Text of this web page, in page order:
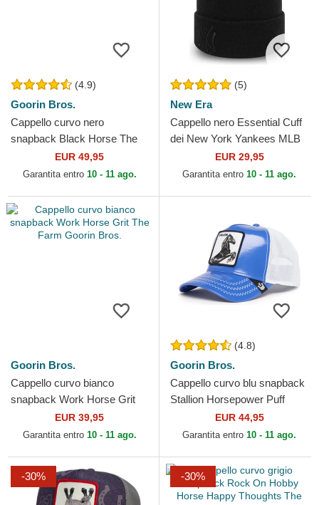
(4.9)
Goorin Bros.
Cappello curvo nero
snapback Black Horse The
Farm Goorin Bros.
EUR 49,95
Garantita entro 10 - 11 ago.
(5)
New Era
Cappello nero Essential Cuff
dei New York Yankees MLB
di New EraEUR 29,95
Garantita entro 10 - 11 ago.
Goorin Bros.
Cappello curvo bianco
snapback Work Horse Grit
The Farm Goorin Bros.
EUR 39,95
Garantita entro 10 - 11 ago.
(4.8)
Goorin Bros.
Cappello curvo blu snapback
Stallion Horsepower Puff
Patent The Farm Goorin
Bros.
EUR 44,95
Garantita entro 10 - 11 ago.
-30% -30%